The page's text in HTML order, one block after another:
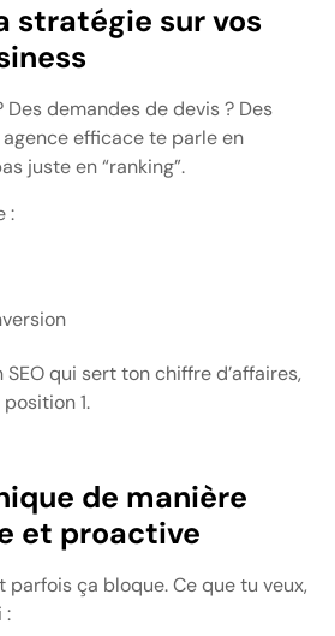
stratégie sur vos
Des demandes de devis ? Des
efficace te parle en
juste en “ranking”.
:
qui sert ton chiffre d’affaires,
1.
de manière
et proactive
parfois ça bloque. Ce que tu veux,
: